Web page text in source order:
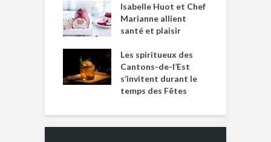
Isabelle Huot et Chef
Marianne allient
santé et plaisir
Les spiritueux des
Cantons-de-l’Est
s’invitent durant le
temps des Fêtes